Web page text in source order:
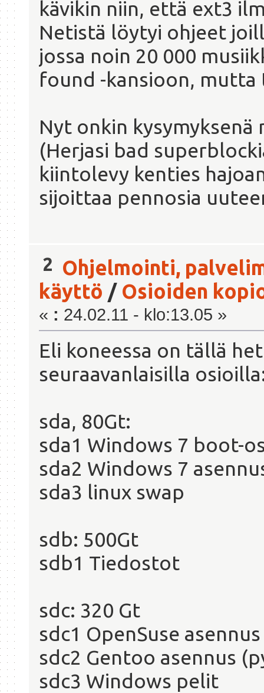
kävikin niin, että ext3
Netistä löytyi ohjeet
jossa noin 20 000
found -kansioon,
Nyt onkin
(Herjasi bad
kiintolevy kenties
sijoittaa pennosia
2 Ohjelmointi,
käyttö / Osioiden
« : 24.02.11 - klo:13.05 »
Eli koneessa on tällä
seuraavanlaisilla
sda, 80Gt:
sda1 Windows 7 boot-
sda2 Windows 7
sda3 linux swap
sdb: 500Gt
sdb1 Tiedostot
sdc: 320 Gt
sdc1 OpenSuse asennus
sdc2 Gentoo asennus
sdc3 Windows pelit